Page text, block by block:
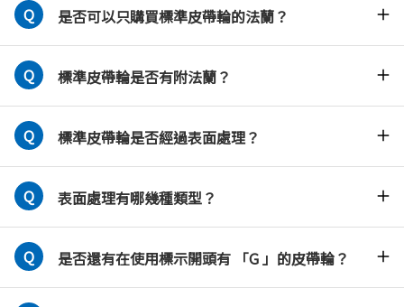
是否可以只購買標準皮帶輪的法蘭？
標準皮帶輪是否有附法蘭？
標準皮帶輪是否經過表面處理？
表面處理有哪幾種類型？
是否還有在使用標示開頭有 「G 」的皮帶輪？